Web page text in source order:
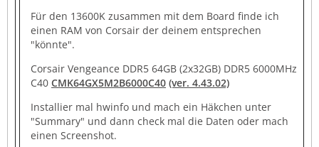
Für den 13600K zusammen mit dem Board finde ich
einen RAM von Corsair der deinem entsprechen
"könnte".
Corsair Vengeance DDR5 64GB (2x32GB) DDR5 6000MHz
C40 CMK64GX5M2B6000C40 (ver. 4.43.02)
Installier mal hwinfo und mach ein Häkchen unter
"Summary" und dann check mal die Daten oder mach
einen Screenshot.